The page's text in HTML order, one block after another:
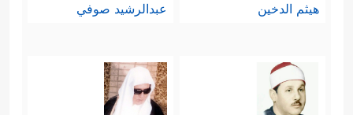
هيثم الدخين عبدالرشيد صوفي